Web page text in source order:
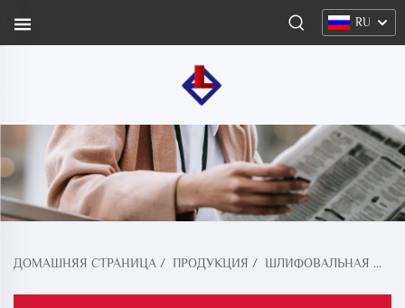
RU
ДОМАШНЯЯ СТРАНИЦА / ПРОДУКЦИЯ / ШЛИФОВАЛЬНАЯ МАШИНА ДЛЯ ПОЛА